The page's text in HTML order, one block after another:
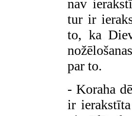
nav
tur ir
to, ka
par to.
- Koraha
ir